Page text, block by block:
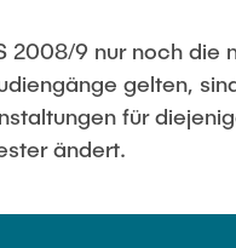
2008/9 nur noch die
gelten,
für
ändert.